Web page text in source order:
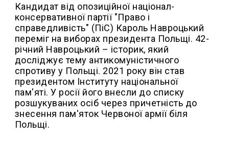
Кандидат від опозиційної націонал-
консервативної партії "Право і
справедливість" (ПіС) Кароль Навроцький
переміг на виборах президента Польщі. 42-
річний Навроцький – історик, який
досліджує тему антикомуністичного
спротиву у Польщі. 2021 року він став
президентом Інституту національної
пам'яті. У росії його внесли до списку
розшукуваних осіб через причетність до
знесення пам'яток Червоної армії біля
Польщі.